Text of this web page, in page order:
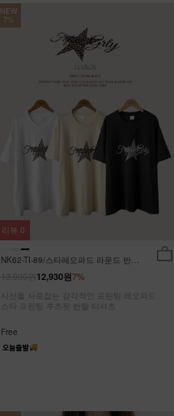
NEW
7%
NK62-TI-89/스타레오파드 라운드 반팔
7%
12,930원
시선을 사로잡는 감각적인 프린팅 레오파드
스타 프린팅 루즈핏 반팔 티셔츠
Free
리뷰 0